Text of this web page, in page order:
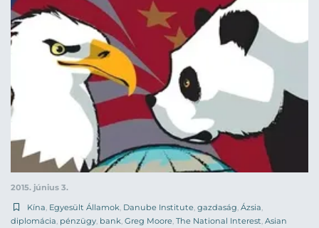
2015. június 3.
Kína, Egyesült Államok, Danube Institute, gazdaság, Ázsia,
diplomácia, pénzügy, bank, Greg Moore, The National Interest, Asian